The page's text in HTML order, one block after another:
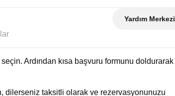
Yardım Merkezi
Ardından kısa başvuru formunu doldurarak
dilerseniz taksitli olarak ve rezervasyonunuzu